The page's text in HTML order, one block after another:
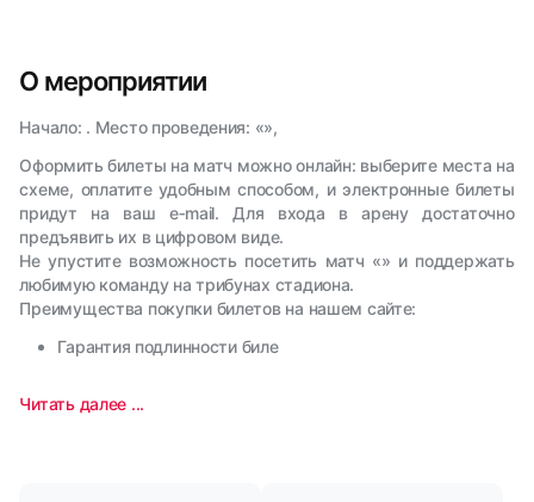
О мероприятии
Начало: . Место проведения: «»,
Оформить билеты на матч можно онлайн: выберите места на
схеме, оплатите удобным способом, и электронные билеты
придут на ваш e‑mail. Для входа в арену достаточно
предъявить их в цифровом виде.
Не упустите возможность посетить матч «» и поддержать
любимую команду на трибунах стадиона.
Преимущества покупки билетов на нашем сайте:
Гарантия подлинности биле
Читать далее ...